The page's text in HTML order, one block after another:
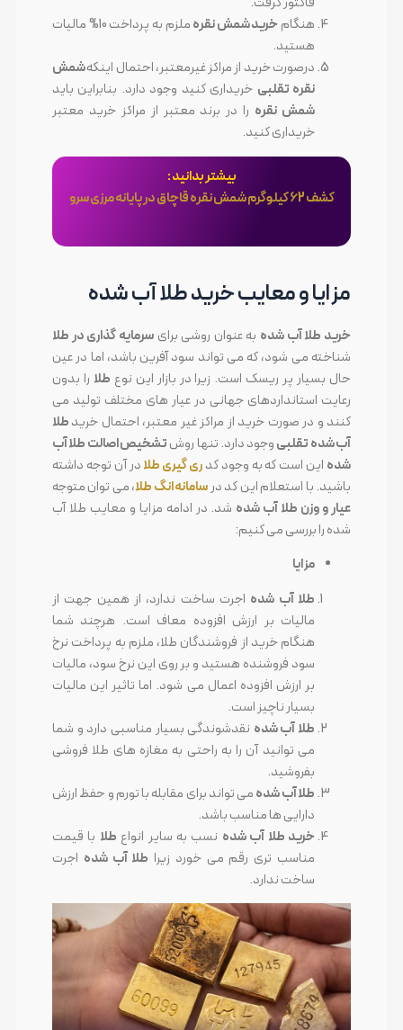
هنگامخرید شمش نقره
ملزم به پرداخت 10% مالیات
هستید.
درصورت خرید از مراکز غیرمعتبر، احتمال اینکهشمش
نقره تقلبی خریداری کنید وجود دارد. بنابراین باید
شمش نقره را در برند معتبر از مراکز خرید معتبر
خریداری کنید.
بیشتر بدانید :
کشف 62 کیلوگرم شمش نقره قاچاق در پایانه مرزی سرو
مزایا و معایب خرید طلا آب شده
خرید طلا آب شده به عنوان روشی برایسرمایه گذاری در طلا
شناخته می شود، که می تواند سود آفرین باشد، اما در عین
حال بسیار پر ریسک است. زیرا در بازار این نوع طلا را بدون
رعایت استانداردهای جهانی در عیار های مختلف تولید می
کنند و در صورت خرید از مراکز غیر معتبر، احتمال خریدطلا
آب شده تقلبیوجود دارد. تنها روشتشخیص اصالت طلا آب
شده این است که به وجود کدری گیری طلادر آن توجه داشته
باشید. با استعلام این کد درسامانه انگ طلا، می توان متوجه
عیار و وزن طلا آب شده شد. در ادامه مزایا و معایب طلا آب
شده را بررسی می کنیم:
مزایا
طلا آب شده اجرت ساخت ندارد، از همین جهت از
مالیات بر ارزش افزوده معاف است. هرچند شما
هنگام خرید از فروشندگان طلا، ملزم به پرداخت نرخ
سود فروشنده هستید و بر روی این نرخ سود، مالیات
بر ارزش افزوده اعمال می شود. اما تاثیر این مالیات
بسیار ناچیز است.
طلا آب شده نقدشوندگی بسیار مناسبی دارد و شما
می توانید آن را به راحتی به مغازه های طلا فروشی
بفروشید.
طلا آب شدهمی تواند برای مقابله با تورم و حفظ ارزش
دارایی ها مناسب باشد.
خرید طلا آب شده نسب به سایر انواع طلا با قیمت
مناسب تری رقم می خورد زیرا طلا آب شده اجرت
ساخت ندارد.